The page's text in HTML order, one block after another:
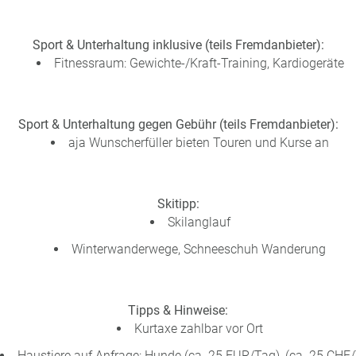
Sport & Unterhaltung inklusive (teils Fremdanbieter):
Fitnessraum: Gewichte-/Kraft-Training, Kardiogeräte
Sport & Unterhaltung gegen Gebühr (teils Fremdanbieter):
aja Wunscherfüller bieten Touren und Kurse an
Skitipp:
Skilanglauf
Winterwanderwege, Schneeschuh Wanderung
Tipps & Hinweise:
Kurtaxe zahlbar vor Ort